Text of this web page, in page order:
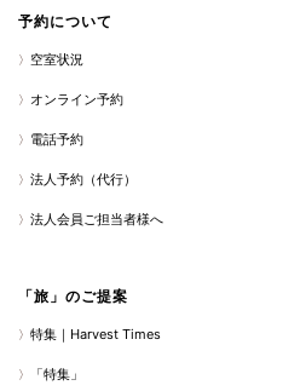
予約について
空室状況
オンライン予約
電話予約
法人予約（代行）
法人会員ご担当者様へ
「旅」のご提案
特集｜Harvest Times
「特集」